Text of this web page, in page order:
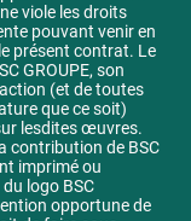
viole les droits
pouvant venir en
présent contrat. Le
GROUPE, son
(et de toutes
que ce soit)
lesdites œuvres.
contribution de BSC
imprimé ou
logo BSC
opportune de